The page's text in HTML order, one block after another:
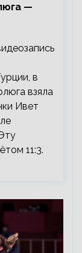
—
в
взяла
Ивет
11:3.